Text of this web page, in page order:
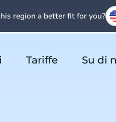
Tariffe Su di
region a better fit for you?